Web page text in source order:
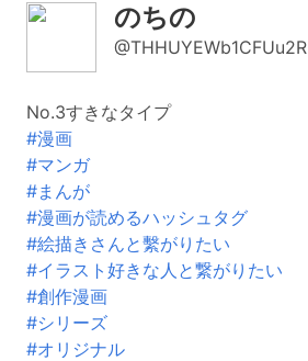
のちの
@THHUYEWb1CFUu2R
No.3すきなタイプ
#漫画
#マンガ
#まんが
#漫画が読めるハッシュタグ
#絵描きさんと繫がりたい
#イラスト好きな人と繋がりたい
#創作漫画
#シリーズ
#オリジナル